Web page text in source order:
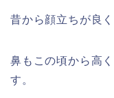
昔から顔立ちが良
鼻もこの頃から高
す。